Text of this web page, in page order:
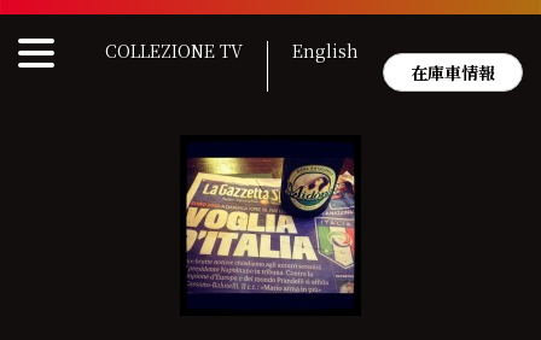
Skip
content
COLLEZIONE TV
English
在庫車情報